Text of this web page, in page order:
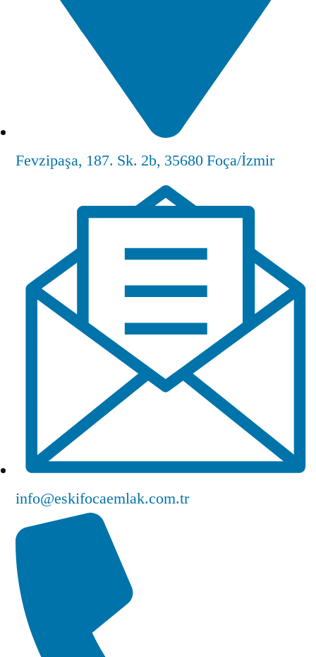
Fevzipaşa, 187. Sk. 2b, 35680 Foça/İzmir
info@eskifocaemlak.com.tr